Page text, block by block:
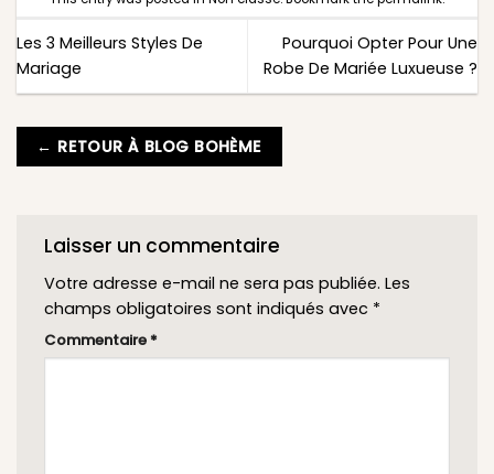
Les 3 Meilleurs Styles De
Mariage
Pourquoi Opter Pour Une
Robe De Mariée Luxueuse ?
← RETOUR À BLOG BOHÈME
Laisser un commentaire
Votre adresse e-mail ne sera pas publiée. Les
champs obligatoires sont indiqués avec *
Commentaire *